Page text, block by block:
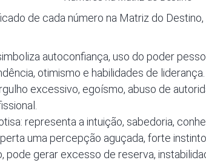
de cada número na Matriz do
autoconfiança, uso do poder
otimismo e habilidades de
excessivo, egoísmo, abuso de
representa a intuição, sabedoria,
uma percepção aguçada, forte
pode gerar excesso de reserva,